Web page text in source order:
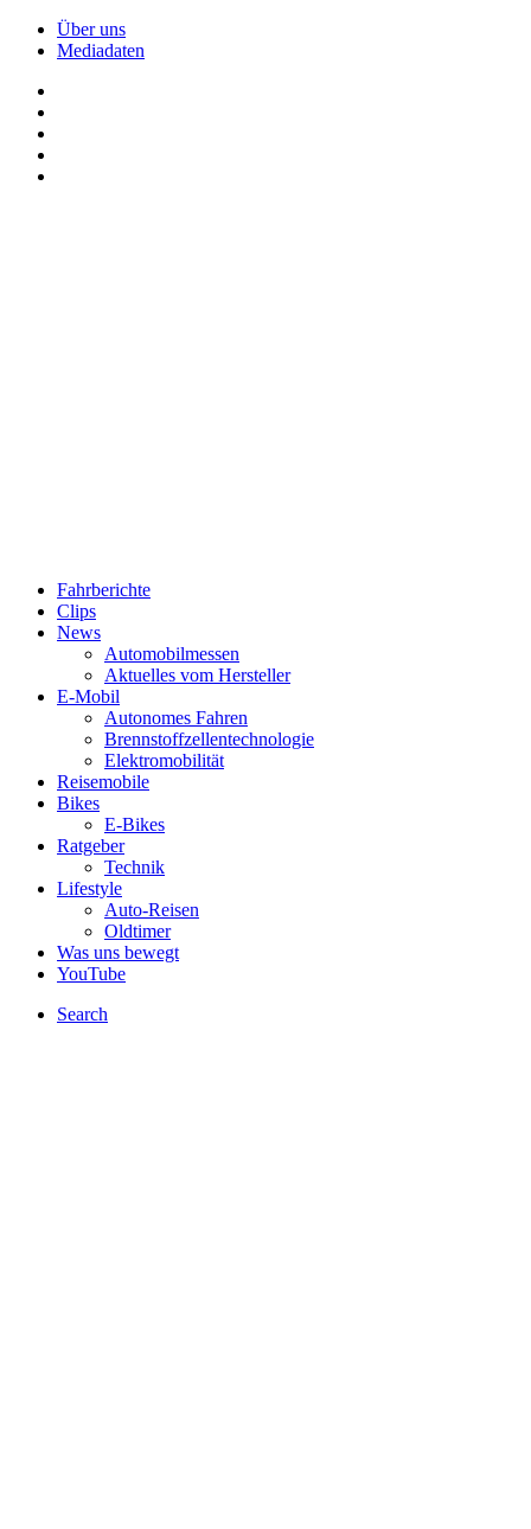
Über uns
Mediadaten
Fahrberichte
Clips
News
Automobilmessen
Aktuelles vom Hersteller
E-Mobil
Autonomes Fahren
Brennstoffzellentechnologie
Elektromobilität
Reisemobile
Bikes
E-Bikes
Ratgeber
Technik
Lifestyle
Auto-Reisen
Oldtimer
Was uns bewegt
YouTube
Search